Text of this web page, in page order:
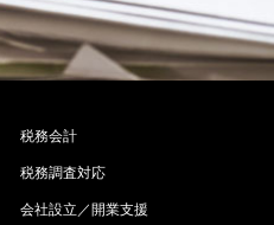
税務会計
税務調査対応
会社設立／開業支援